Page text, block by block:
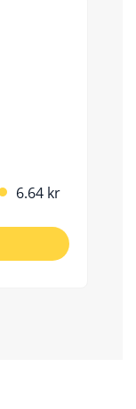
6.64 kr